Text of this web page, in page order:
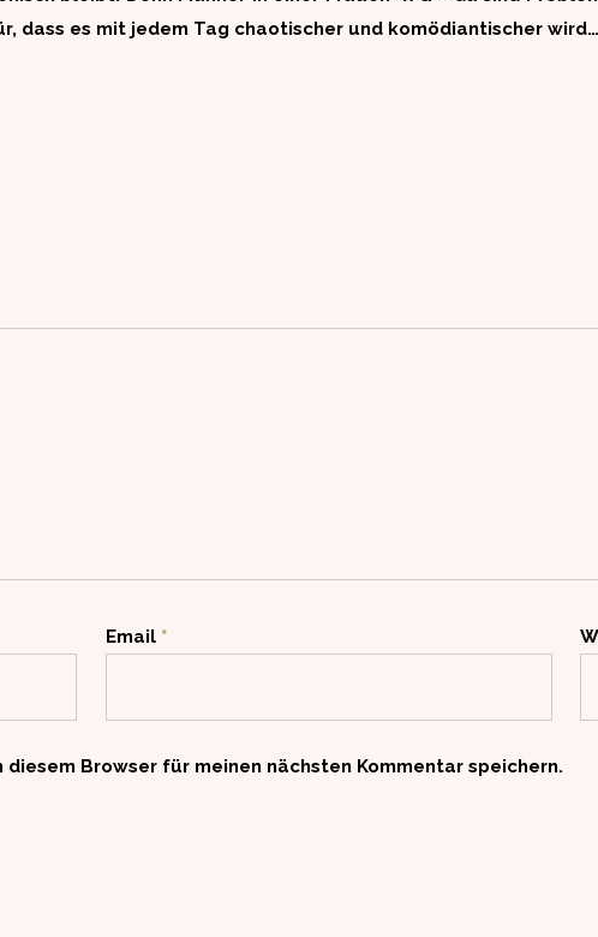
dass es mit jedem Tag chaotischer und komödiantischer wird…
Email *
diesem Browser für meinen nächsten Kommentar speichern.